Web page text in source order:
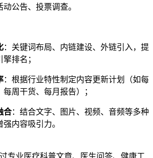
动公告、投票调查。
：关键词布局、内链建设、外链引入，提
排名；
：根据行业特性制定内容更新计划（如每
每周干货、每月报告）；
合：结合文字、图片、视频、音频等多种
内容吸引力。